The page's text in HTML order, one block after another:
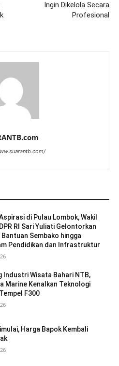
Ingin Dikelola Secara
Profesional
di Pulau Lombok, Wakil
RI Sari Yuliati Gelontorkan
Bantuan Sembako hingga
Pendidikan dan Infrastruktur
Industri Wisata Bahari NTB,
Marine Kenalkan Teknologi
F300
Harga Bapok Kembali